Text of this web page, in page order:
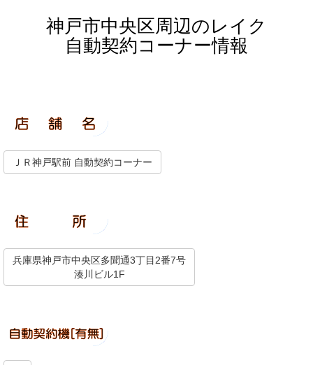
神戸市中央区周辺のレイク
自動契約コーナー情報
ＪＲ神戸駅前 自動契約コーナー
兵庫県神戸市中央区多聞通3丁目2番7号
湊川ビル1F